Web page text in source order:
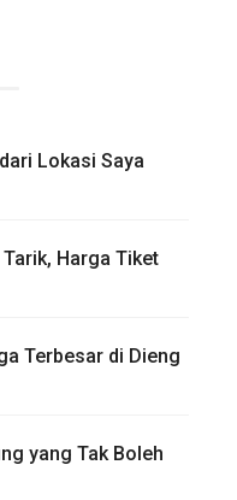
Lokasi Saya
Harga Tiket
Terbesar di Dieng
yang Tak Boleh